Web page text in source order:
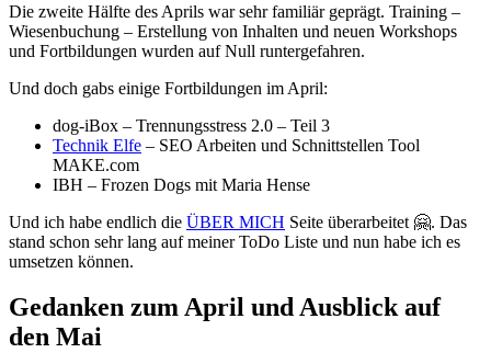
Die zweite Hälfte des Aprils war sehr familiär geprägt. Training –
Wiesenbuchung – Erstellung von Inhalten und neuen Workshops
und Fortbildungen wurden auf Null runtergefahren.
Und doch gabs einige Fortbildungen im April:
dog-iBox – Trennungsstress 2.0 – Teil 3
Technik Elfe – SEO Arbeiten und Schnittstellen Tool
MAKE.com
IBH – Frozen Dogs mit Maria Hense
Und ich habe endlich die ÜBER MICH Seite überarbeitet 🤗. Das
stand schon sehr lang auf meiner ToDo Liste und nun habe ich es
umsetzen können.
Gedanken zum April und Ausblick auf
den Mai